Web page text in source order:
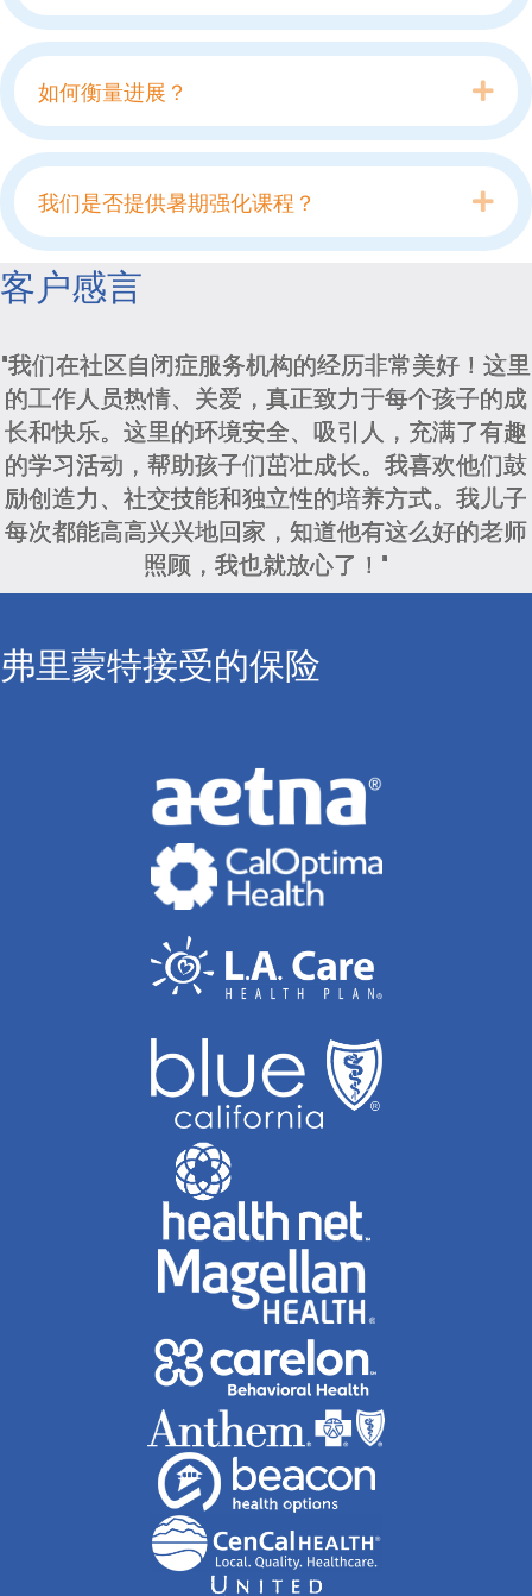
如何衡量进展？
我们是否提供暑期强化课程？
客户感言
"我们在社区自闭症服务机构的经历非常美好！这里
的工作人员热情、关爱，真正致力于每个孩子的成
长和快乐。这里的环境安全、吸引人，充满了有趣
的学习活动，帮助孩子们茁壮成长。我喜欢他们鼓
励创造力、社交技能和独立性的培养方式。我儿子
每次都能高高兴兴地回家，知道他有这么好的老师
照顾，我也就放心了！"
弗里蒙特接受的保险